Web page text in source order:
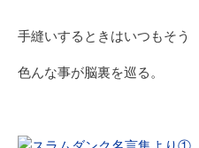
手縫いするときはいつもそう
色んな事が脳裏を巡る。